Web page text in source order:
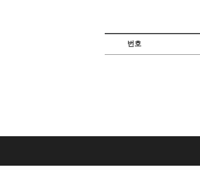
번호